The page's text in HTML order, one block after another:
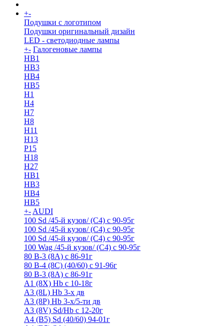
+-
Подушки с логотипом
Подушки оригинальный дизайн
LED - светодиодные лампы
+- Галогеновые лампы
HB1
HB3
HB4
HB5
H1
H4
H7
H8
H11
H13
Р15
H18
H27
HB1
HB3
HB4
HB5
+- AUDI
100 Sd /45-й кузов/ (С4) с 90-95г
100 Sd /45-й кузов/ (С4) с 90-95г
100 Sd /45-й кузов/ (С4) с 90-95г
100 Wag /45-й кузов/ (С4) с 90-95г
80 B-3 (8A) с 86-91г
80 B-4 (8С) (40/60) с 91-96г
80 В-3 (8А) с 86-91г
A1 (8X) Hb с 10-18г
A3 (8L) Hb 3-х дв
A3 (8P) Hb 3-х/5-ти дв
A3 (8V) Sd/Hb c 12-20г
A4 (B5) Sd (40/60) 94-01г